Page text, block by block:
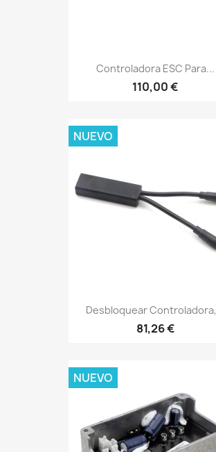
Controladora ESC Para...
110,00 €
Desbloquear
81,26 €
NUEVO
NUEVO